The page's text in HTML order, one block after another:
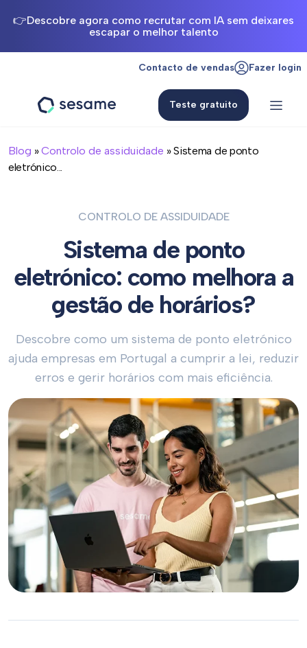
👉Descobre agora como recrutar com IA sem deixares
escapar o melhor talento
Contacto de vendas Fazer login
Teste gratuito
Blog »Controlo de assiduidade » Sistema de ponto
eletrónico...
CONTROLO DE ASSIDUIDADE
Sistema de ponto
eletrónico: como melhora a
gestão de horários?
Descobre como um sistema de ponto eletrónico
ajuda empresas em Portugal a cumprir a lei, reduzir
erros e gerir horários com mais eficiência.